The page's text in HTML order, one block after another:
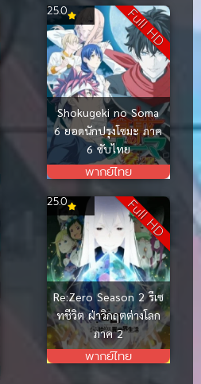
Full HD
Shokugeki no Soma
6 ยอดนักปรุงโซมะ ภาค
6 ซับไทย
พากย์ไทย
25.0
Full HD
Re:Zero Season 2 รีเซ
ทชีวิต ฝ่าวิกฤตต่างโลก
ภาค 2
พากย์ไทย
25.0